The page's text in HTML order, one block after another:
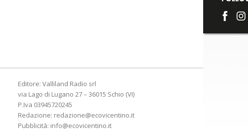
Editore: Valliland Radio srl
via Lago di Lugano 27 – 36015 Schio (VI)
P.Iva 03945720245
Redazione: redazione@ecovicentino.it
Pubblicità: info@ecovicentino.it